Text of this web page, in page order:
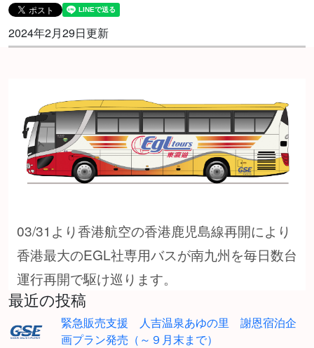
2024年2月29日更新
03/31より香港航空の香港鹿児島線再開により
香港最大のEGL社専用バスが南九州を毎日数台
運行再開で駆け巡ります。
最近の投稿
緊急販売支援 人吉温泉あゆの里 謝恩宿泊企
画プラン発売（～９月末まで）